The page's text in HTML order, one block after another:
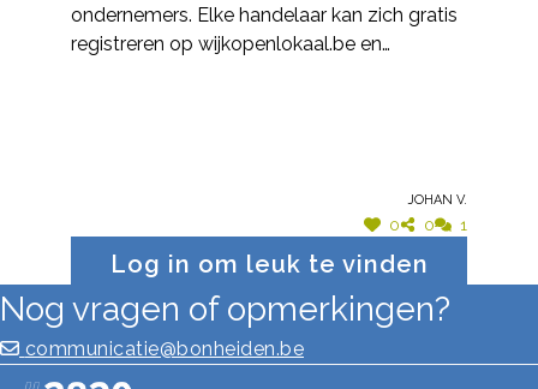
ondernemers. Elke handelaar kan zich gratis
registreren op wijkopenlokaal.be en
Johan V.
0 0 1
Log in om leuk te vinden
Nog vragen of opmerkingen?
communicatie@bonheiden.be